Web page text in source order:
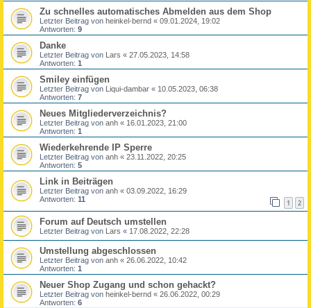
Zu schnelles automatisches Abmelden aus dem Shop
Letzter Beitrag von heinkel-bernd « 09.01.2024, 19:02
Antworten: 9
Danke
Letzter Beitrag von Lars « 27.05.2023, 14:58
Antworten: 1
Smiley einfügen
Letzter Beitrag von Liqui-dambar « 10.05.2023, 06:38
Antworten: 7
Neues Mitgliederverzeichnis?
Letzter Beitrag von anh « 16.01.2023, 21:00
Antworten: 1
Wiederkehrende IP Sperre
Letzter Beitrag von anh « 23.11.2022, 20:25
Antworten: 5
Link in Beiträgen
Letzter Beitrag von anh « 03.09.2022, 16:29
Antworten: 11 1 2
Forum auf Deutsch umstellen
Letzter Beitrag von Lars « 17.08.2022, 22:28
Umstellung abgeschlossen
Letzter Beitrag von anh « 26.06.2022, 10:42
Antworten: 1
Neuer Shop Zugang und schon gehackt?
Letzter Beitrag von heinkel-bernd « 26.06.2022, 00:29
Antworten: 6